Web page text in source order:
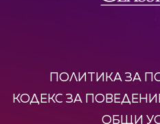
ПОЛИТИКА ЗА
КОДЕКС ЗА
ОБЩИ